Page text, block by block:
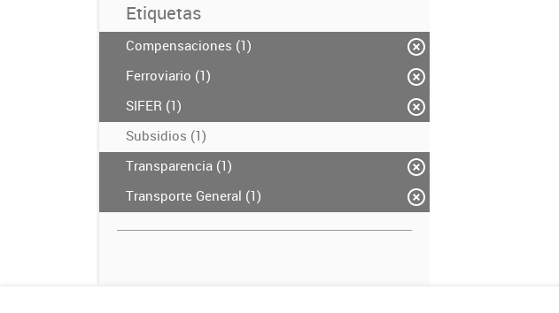
Etiquetas
Compensaciones (1)
Ferroviario (1)
SIFER (1)
Subsidios (1)
Transparencia (1)
Transporte General (1)